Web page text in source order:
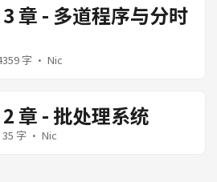
章 - 多道程序与分时
字 · Nic
章 - 批处理系统
字 · Nic